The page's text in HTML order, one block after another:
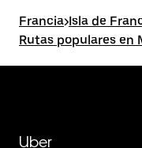
Francia>Isla de
Rutas populares en
Uber